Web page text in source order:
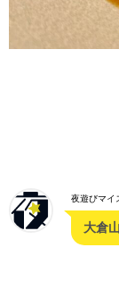
夜遊びマイ
大倉